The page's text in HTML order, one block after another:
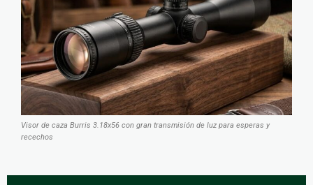
Visor de caza Burris 3.18x56 con gran transmisión de luz para esperas y
recechos